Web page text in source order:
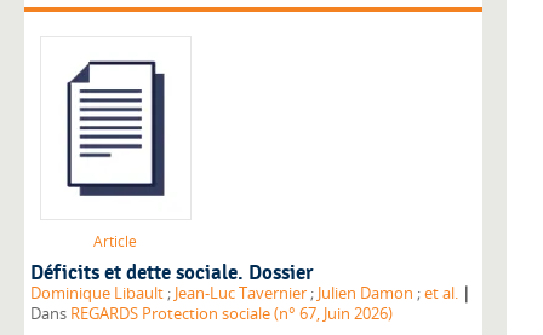
Article
Déficits et dette sociale. Dossier
Dominique Libault ; Jean-Luc Tavernier ; Julien Damon ;et al. |
Dans REGARDS Protection sociale (n° 67, Juin 2026)